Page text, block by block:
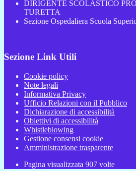
DIRIGENTE SCOLASTICO
TURETTA
Sezione Ospedaliera Scuola
Sezione Link Utili
Cookie policy
Note legali
Informativa Privacy
Ufficio Relazioni con il Pubblico
Dichiarazione di accessibilità
Obiettivi di accessibilità
Whistleblowing
Gestione consensi cookie
Amministrazione trasparente
Pagina visualizzata 907 volte